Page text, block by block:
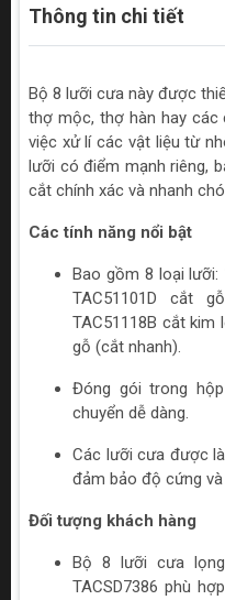
Thông tin chi tiết
Bộ 8 lưỡi cưa này được
thợ mộc, thợ hàn hay các
việc xử lí các vật liệu từ
lưỡi có điểm mạnh riêng,
cắt chính xác và nhanh
Các tính năng nổi bật
Bao gồm 8 loại
TAC51101D cắt
TAC51118B cắt kim
gỗ (cắt nhanh).
Đóng gói trong
chuyển dễ dàng.
Các lưỡi cưa được
đảm bảo độ cứng
Đối tượng khách hàng
Bộ 8 lưỡi cưa
TACSD7386 phù